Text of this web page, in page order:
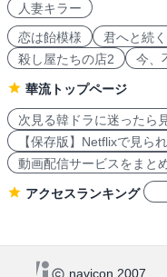
人妻キラー
恋は飴模様
君へと続
殺し屋たちの店2
今、
華流トップページ
次見る韓ドラに迷ったら
【保存版】Netflixで見ら
動画配信サービスをまと
アクセスランキング
navicon 2007